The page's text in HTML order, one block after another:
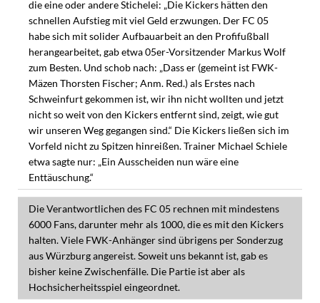
die eine oder andere Stichelei: „Die Kickers hätten den
schnellen Aufstieg mit viel Geld erzwungen. Der FC 05
habe sich mit solider Aufbauarbeit an den Profifußball
herangearbeitet, gab etwa 05er-Vorsitzender Markus Wolf
zum Besten. Und schob nach: „Dass er (gemeint ist FWK-
Mäzen Thorsten Fischer; Anm. Red.) als Erstes nach
Schweinfurt gekommen ist, wir ihn nicht wollten und jetzt
nicht so weit von den Kickers entfernt sind, zeigt, wie gut
wir unseren Weg gegangen sind.“ Die Kickers ließen sich im
Vorfeld nicht zu Spitzen hinreißen. Trainer Michael Schiele
etwa sagte nur: „Ein Ausscheiden nun wäre eine
Enttäuschung.“
Die Verantwortlichen des FC 05 rechnen mit mindestens
6000 Fans, darunter mehr als 1000, die es mit den Kickers
halten. Viele FWK-Anhänger sind übrigens per Sonderzug
aus Würzburg angereist. Soweit uns bekannt ist, gab es
bisher keine Zwischenfälle. Die Partie ist aber als
Hochsicherheitsspiel eingeordnet.